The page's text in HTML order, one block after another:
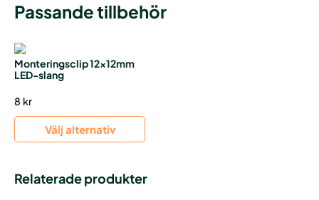
Passande tillbehör
Monteringsclip 12x12mm
LED-slang
8 kr
Välj alternativ
Relaterade produkter